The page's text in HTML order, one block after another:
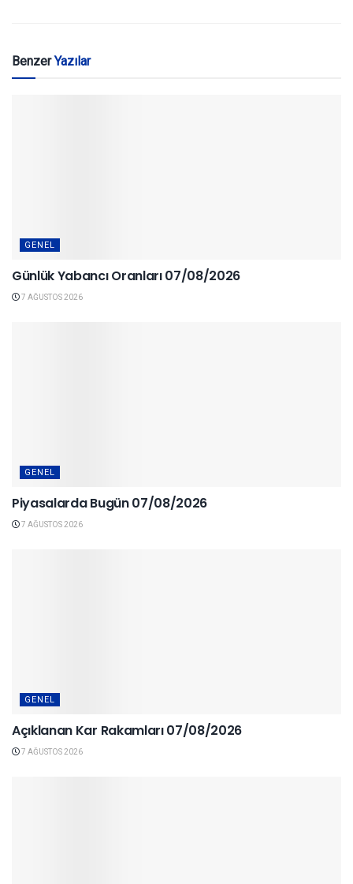
BenzerYazılar
GENEL
Günlük Yabancı Oranları 07/08/2026
7 AĞUSTOS 2026
GENEL
Piyasalarda Bugün 07/08/2026
7 AĞUSTOS 2026
GENEL
Açıklanan Kar Rakamları 07/08/2026
7 AĞUSTOS 2026